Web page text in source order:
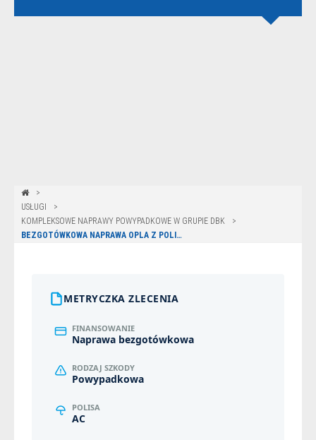
USŁUGI
KOMPLEKSOWE NAPRAWY POWYPADKOWE W GRUPIE DBK
BEZGOTÓWKOWA NAPRAWA OPLA Z POLISY ERGO HESTIA W LEGNICY
METRYCZKA ZLECENIA
FINANSOWANIE
Naprawa bezgotówkowa
RODZAJ SZKODY
Powypadkowa
POLISA
AC